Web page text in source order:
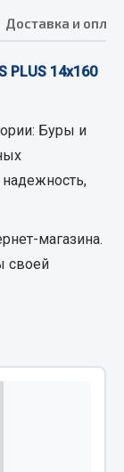
Доставка и
PLUS 14х160
Буры и
надежность,
магазина.
своей